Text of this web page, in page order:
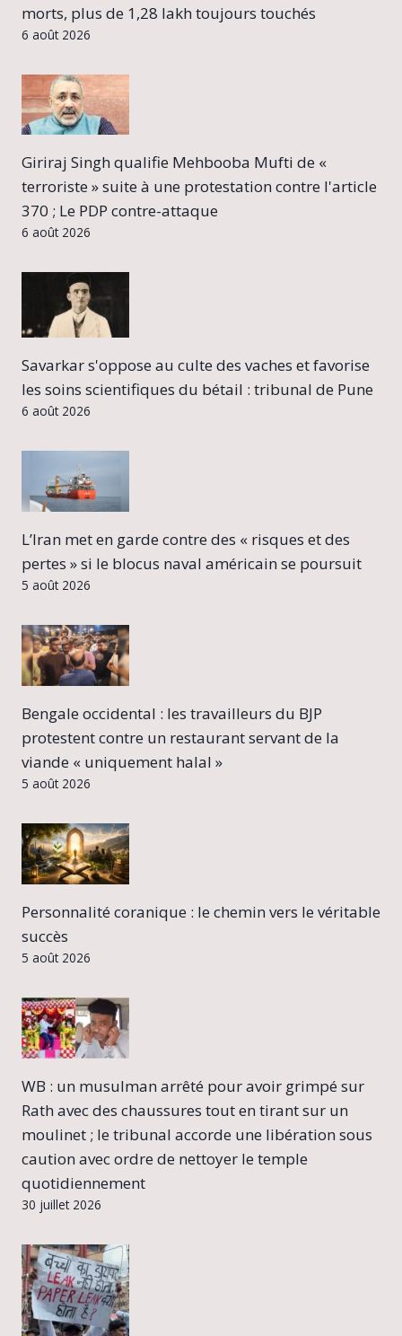
morts, plus de 1,28 lakh toujours touchés
6 août 2026
Giriraj Singh qualifie Mehbooba Mufti de «
terroriste » suite à une protestation contre l'article
370 ; Le PDP contre-attaque
6 août 2026
Savarkar s'oppose au culte des vaches et favorise
les soins scientifiques du bétail : tribunal de Pune
6 août 2026
L’Iran met en garde contre des « risques et des
pertes » si le blocus naval américain se poursuit
5 août 2026
Bengale occidental : les travailleurs du BJP
protestent contre un restaurant servant de la
viande « uniquement halal »
5 août 2026
Personnalité coranique : le chemin vers le véritable
succès
5 août 2026
WB : un musulman arrêté pour avoir grimpé sur
Rath avec des chaussures tout en tirant sur un
moulinet ; le tribunal accorde une libération sous
caution avec ordre de nettoyer le temple
quotidiennement
30 juillet 2026